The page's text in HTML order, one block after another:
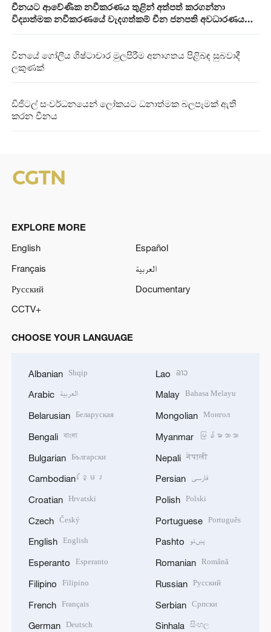
චීනයට ආවේණික නවීකරණය තුළින් අත්පත් කරගන්නා
විද්‍යාත්මක නවීකරණයේ වැදගත්කම් චීන ජනපති අවධාරණය
චීනයේ ගෝලීය ශිෂ්ටාචාර මුලපිරීම අනාගතය පිළිබඳ සුබවාදී
ලකුණක්
ඩිජිටල් සංවර්ධනයෙන් ලෝකයට ධනාත්මක බලපෑමක් ඇති
කරන චීනය
EXPLORE MORE
English
Español
Français
العربية
Русский
Documentary
CCTV+
CHOOSE YOUR LANGUAGE
Albanian Shqip
Arabic العربية
Belarusian Беларуская
Bengali বাংলা
Bulgarian Български
Cambodian ខ្មែរ
Croatian Hrvatski
Czech Český
English English
Esperanto Esperanto
Filipino Filipino
French Français
German Deutsch
Lao ລາວ
Malay Bahasa Melayu
Mongolian Монгол
Myanmar မြန်မာဘာသာ
Nepali नेपाली
Persian فارسی
Polish Polski
Portuguese Português
Pashto پښتو
Romanian Română
Russian Русский
Serbian Српски
Sinhala සිංහල